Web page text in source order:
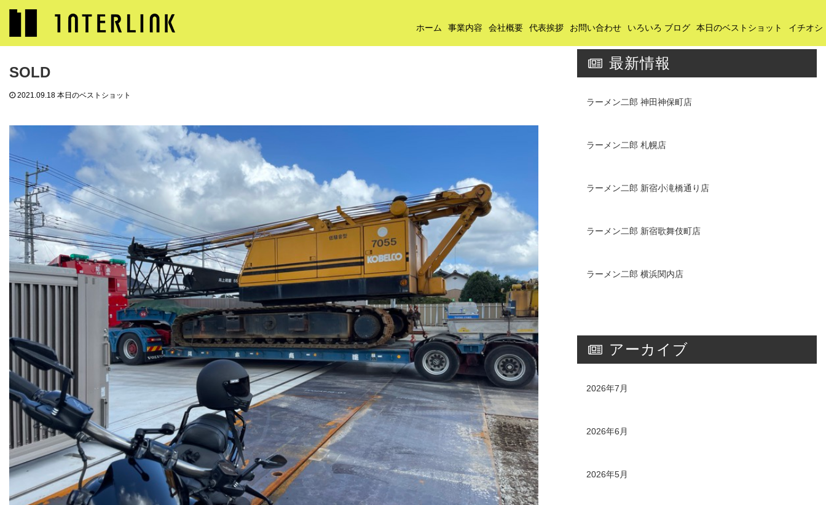
ホーム 事業内容 会社概要 代表挨拶 お問い合わせ いろいろ ブログ 本日のベストショット イチオシ
本日のベストショット SOLD
SOLD
2021.09.18 本日のベストショット
最新情報
ラーメン二郎 神田神保町店
ラーメン二郎 札幌店
ラーメン二郎 新宿小滝橋通り店
ラーメン二郎 新宿歌舞伎町店
ラーメン二郎 横浜関内店
アーカイブ
2026年7月
2026年6月
2026年5月